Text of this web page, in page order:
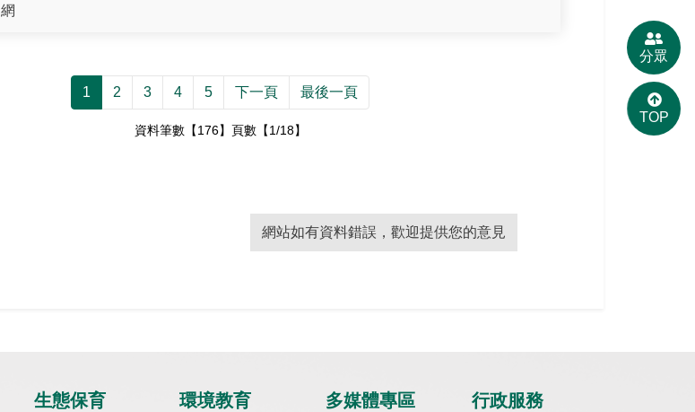
網
1 2 3 4 5 下一頁 最後一頁
資料筆數【176】頁數【1/18】
網站如有資料錯誤，歡迎提供您的意見
生態保育 環境教育 多媒體專區 行政服務
分眾
TOP